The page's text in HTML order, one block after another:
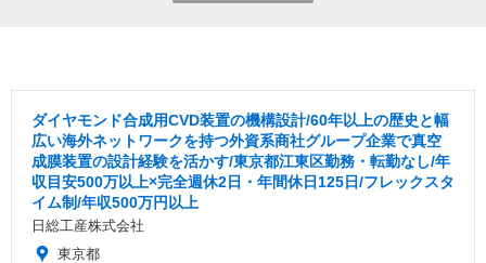
ダイヤモンド合成用CVD装置の機構設計/60年以上の歴史と幅
広い海外ネットワークを持つ外資系商社グループ企業で真空
成膜装置の設計経験を活かす/東京都江東区勤務・転勤なし/年
収目安500万以上×完全週休2日・年間休日125日/フレックスタ
イム制/年収500万円以上
日総工産株式会社
東京都